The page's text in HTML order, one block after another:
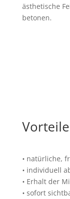
ästhetische
betonen.
Vorteile
• natürliche,
• individuell
• Erhalt der
• sofort